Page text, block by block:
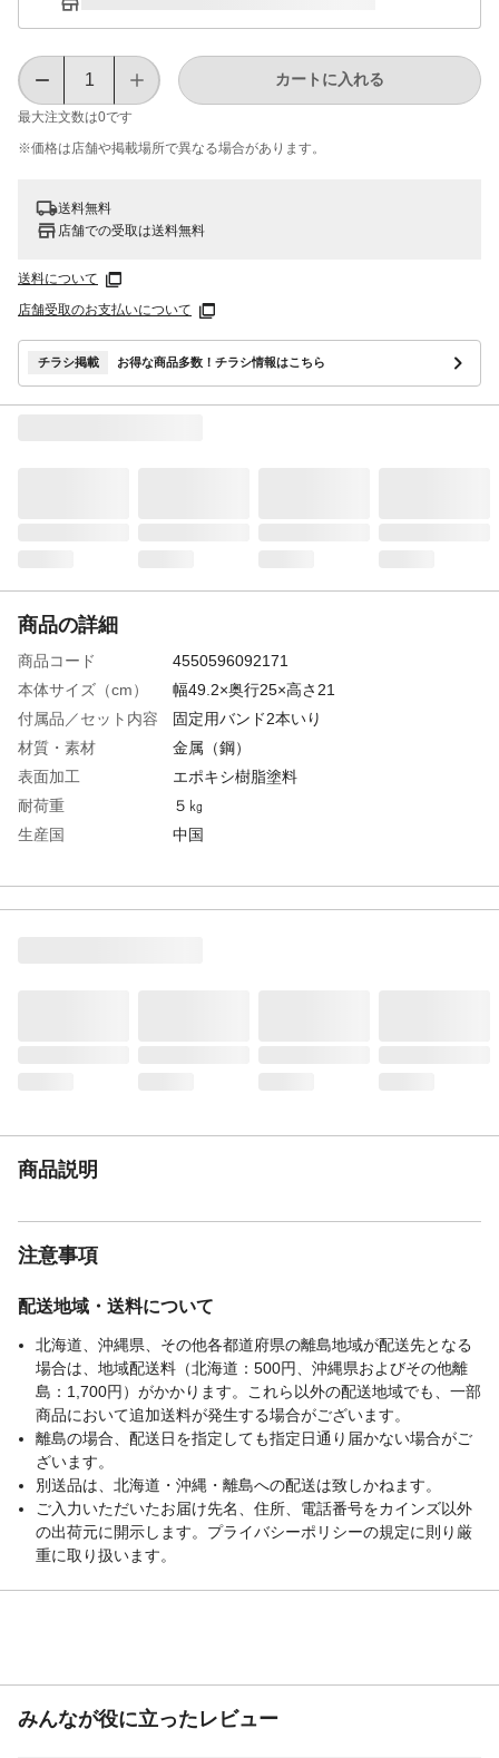
最大注文数は0です
カートに入れる
※価格は​店舗や​掲載場所で​異なる​場合が​あります。
送料無料
店舗での受取は送料無料
送料について
店舗受取のお支払いについて
チラシ掲載 お得な商品多数！チラシ情報はこちら
商品の詳細
商品コード
4550596092171
本体サイズ（cm）
幅49.2×奥行25×高さ21
付属品／セット内容
固定用バンド2本いり
材質・素材
金属（鋼）
表面加工
エポキシ樹脂塗料
耐荷重
５㎏
生産国
中国
商品説明
注意事項
配送地域・送料について
北海道、沖縄県、その他各都道府県の離島地域が配送先となる
場合は、地域配送料（北海道：500円、沖縄県およびその他離
島：1,700円）がかかります。これら以外の配送地域でも、一部
商品において追加送料が発生する場合がございます。
離島の場合、配送日を指定しても指定日通り届かない場合がご
ざいます。
別送品は、北海道・沖縄・離島への配送は致しかねます。
ご入力いただいたお届け先名、住所、電話番号をカインズ以外
の出荷元に開示します。プライバシーポリシーの規定に則り厳
重に取り扱います。
みんなが役に立ったレビュー